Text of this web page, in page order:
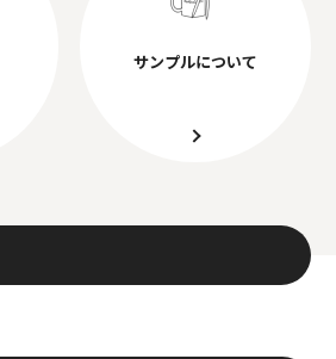
サンプルについて